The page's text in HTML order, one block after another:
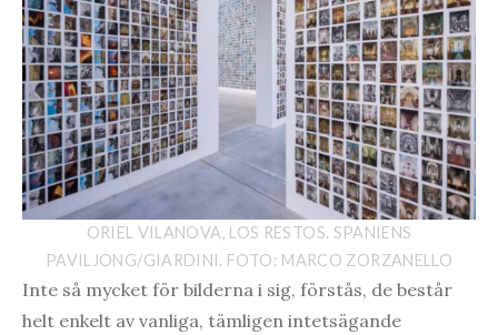
ORIEL VILANOVA, LOS RESTOS. SPANIENS
PAVILJONG/GIARDINI. FOTO: MARCO ZORZANELLO
Inte så mycket för bilderna i sig, förstås, de består
helt enkelt av vanliga, tämligen intetsägande